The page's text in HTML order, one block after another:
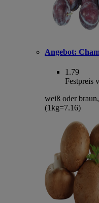
Angebot:
1.79
Festpreis
weiß oder
(1kg=7.16)